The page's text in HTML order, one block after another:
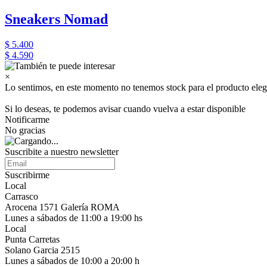
Sneakers Nomad
$ 5.400
$ 4.590
×
Lo sentimos, en este momento no tenemos stock para el producto
Si lo deseas, te podemos avisar cuando vuelva a estar disponible
Notificarme
No gracias
Suscribite a nuestro newsletter
Suscribirme
Local
Carrasco
Arocena 1571 Galería ROMA
Lunes a sábados de 11:00 a 19:00 hs
Local
Punta Carretas
Solano Garcia 2515
Lunes a sábados de 10:00 a 20:00 h